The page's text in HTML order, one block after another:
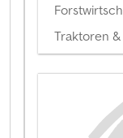
Traktoren